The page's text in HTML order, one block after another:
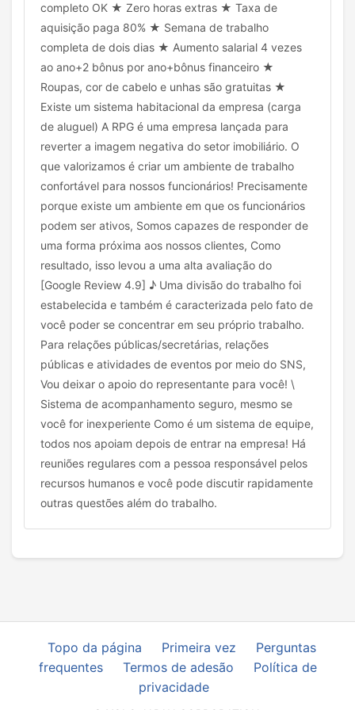
completo OK ★ Zero horas extras ★ Taxa de
aquisição paga 80% ★ Semana de trabalho
completa de dois dias ★ Aumento salarial 4 vezes
ao ano+2 bônus por ano+bônus financeiro ★
Roupas, cor de cabelo e unhas são gratuitas ★
Existe um sistema habitacional da empresa (carga
de aluguel) A RPG é uma empresa lançada para
reverter a imagem negativa do setor imobiliário. O
que valorizamos é criar um ambiente de trabalho
confortável para nossos funcionários! Precisamente
porque existe um ambiente em que os funcionários
podem ser ativos, Somos capazes de responder de
uma forma próxima aos nossos clientes, Como
resultado, isso levou a uma alta avaliação do
[Google Review 4.9] ♪ Uma divisão do trabalho foi
estabelecida e também é caracterizada pelo fato de
você poder se concentrar em seu próprio trabalho.
Para relações públicas/secretárias, relações
públicas e atividades de eventos por meio do SNS,
Vou deixar o apoio do representante para você! \
Sistema de acompanhamento seguro, mesmo se
você for inexperiente Como é um sistema de equipe,
todos nos apoiam depois de entrar na empresa! Há
reuniões regulares com a pessoa responsável pelos
recursos humanos e você pode discutir rapidamente
outras questões além do trabalho.
Topo da página Primeira vez
Perguntas
frequentes
Termos de adesão
Política de
privacidade